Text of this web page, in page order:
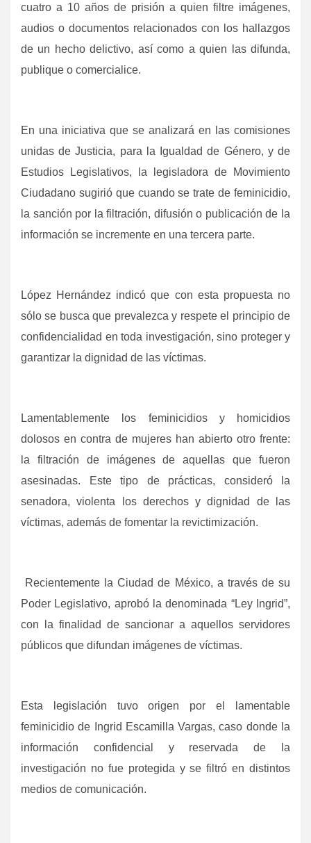
cuatro a 10 años de prisión a quien filtre imágenes,
audios o documentos relacionados con los hallazgos
de un hecho delictivo, así como a quien las difunda,
publique o comercialice.
En una iniciativa que se analizará en las comisiones
unidas de Justicia, para la Igualdad de Género, y de
Estudios Legislativos, la legisladora de Movimiento
Ciudadano sugirió que cuando se trate de feminicidio,
la sanción por la filtración, difusión o publicación de la
información se incremente en una tercera parte.
López Hernández indicó que con esta propuesta no
sólo se busca que prevalezca y respete el principio de
confidencialidad en toda investigación, sino proteger y
garantizar la dignidad de las víctimas.
Lamentablemente los feminicidios y homicidios
dolosos en contra de mujeres han abierto otro frente:
la filtración de imágenes de aquellas que fueron
asesinadas. Este tipo de prácticas, consideró la
senadora, violenta los derechos y dignidad de las
víctimas, además de fomentar la revictimización.
Recientemente la Ciudad de México, a través de su
Poder Legislativo, aprobó la denominada “Ley Ingrid”,
con la finalidad de sancionar a aquellos servidores
públicos que difundan imágenes de víctimas.
Esta legislación tuvo origen por el lamentable
feminicidio de Ingrid Escamilla Vargas, caso donde la
información confidencial y reservada de la
investigación no fue protegida y se filtró en distintos
medios de comunicación.